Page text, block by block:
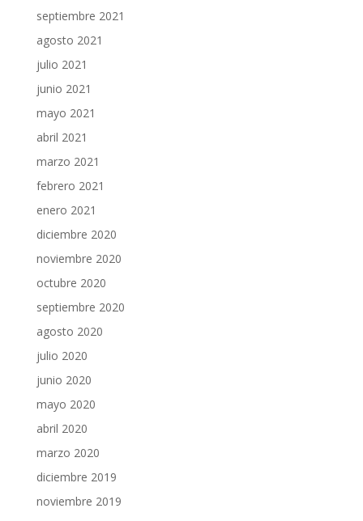
septiembre 2021
agosto 2021
julio 2021
junio 2021
mayo 2021
abril 2021
marzo 2021
febrero 2021
enero 2021
diciembre 2020
noviembre 2020
octubre 2020
septiembre 2020
agosto 2020
julio 2020
junio 2020
mayo 2020
abril 2020
marzo 2020
diciembre 2019
noviembre 2019